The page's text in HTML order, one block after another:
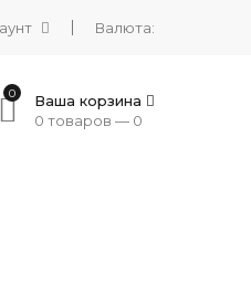
Валюта:
0
Ваша корзина
0 товаров — 0